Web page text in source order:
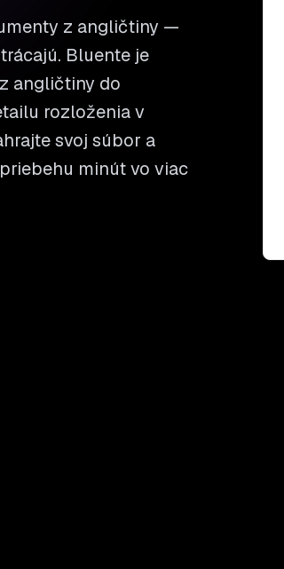
z angličtiny —
Bluente je
angličtiny do
rozloženia v
svoj súbor a
minút vo viac